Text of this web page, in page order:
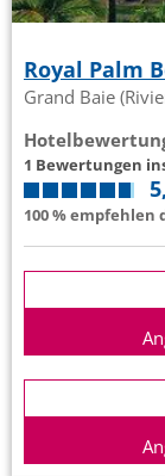
Royal Palm
Grand Baie
1 Bewertungen
100 % empfehlen